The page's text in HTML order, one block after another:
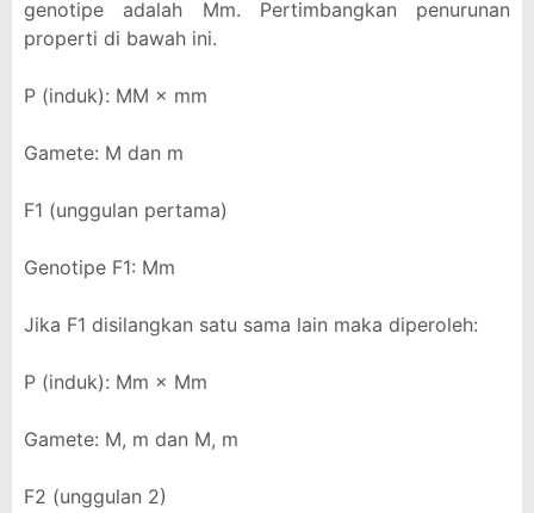
genotipe adalah Mm. Pertimbangkan penurunan
properti di bawah ini.
P (induk): MM × mm
Gamete: M dan m
F1 (unggulan pertama)
Genotipe F1: Mm
Jika F1 disilangkan satu sama lain maka diperoleh:
P (induk): Mm × Mm
Gamete: M, m dan M, m
F2 (unggulan 2)